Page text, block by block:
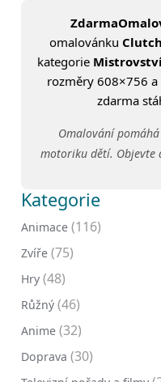
omalovánku
kategorie
rozměry 608×756 a
zdarma
Omalování
motoriku dětí. Objevte
Kategorie
Animace (116)
Zvíře (75)
Hry (48)
Růžný (46)
Anime (32)
Doprava (30)